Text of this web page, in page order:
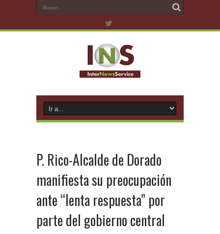
P. Rico-Alcalde de Dorado
manifiesta su preocupación
ante “lenta respuesta” por
parte del gobierno central